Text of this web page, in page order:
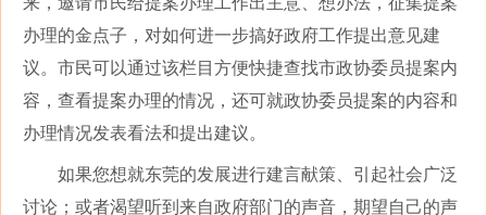
办理的金点子，对如何进一步搞好政府工作提出意见建
议。市民可以通过该栏目方便快捷查找市政协委员提案内
容，查看提案办理的情况，还可就政协委员提案的内容和
办理情况发表看法和提出建议。
如果您想就东莞的发展进行建言献策、引起社会广泛
讨论；或者渴望听到来自政府部门的声音，期望自己的声